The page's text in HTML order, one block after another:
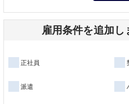
雇用条件を追加し
正社員
派遣